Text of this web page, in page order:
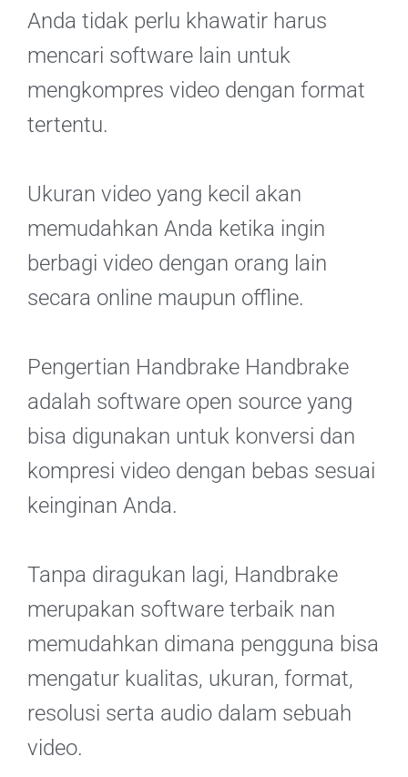
Anda tidak perlu khawatir harus
mencari software lain untuk
mengkompres video dengan format
tertentu.
Ukuran video yang kecil akan
memudahkan Anda ketika ingin
berbagi video dengan orang lain
secara online maupun offline.
Pengertian Handbrake Handbrake
adalah software open source yang
bisa digunakan untuk konversi dan
kompresi video dengan bebas sesuai
keinginan Anda.
Tanpa diragukan lagi, Handbrake
merupakan software terbaik nan
memudahkan dimana pengguna bisa
mengatur kualitas, ukuran, format,
resolusi serta audio dalam sebuah
video.